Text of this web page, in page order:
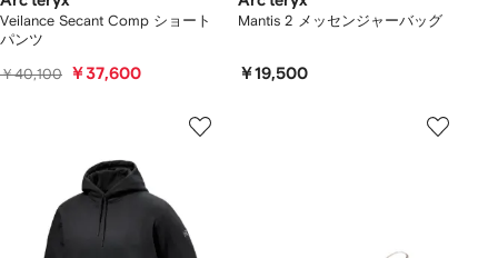
Veilance Secant Comp ショート
パンツ
￥40,100 ￥37,600
Mantis 2 メッセンジャーバッグ
￥19,500